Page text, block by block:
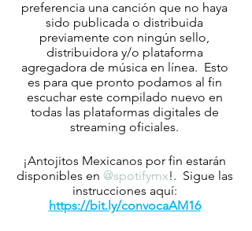
preferencia una canción que no haya
sido publicada o distribuida
previamente con ningún sello,
distribuidora y/o plataforma
agregadora de música en línea.  Esto
es para que pronto podamos al fin
escuchar este compilado nuevo en
todas las plataformas digitales de
streaming oficiales.
¡Antojitos Mexicanos por fin estarán
disponibles en @spotifymx!.  Sigue las
instrucciones aquí:
https://bit.ly/convocaAM16